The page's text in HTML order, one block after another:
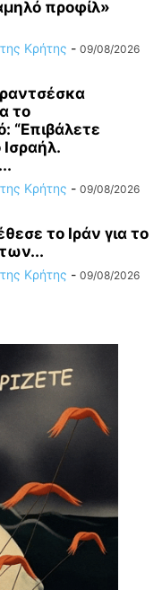
προφίλ»
Κρήτης - 09/08/2026
το
“Επιβάλετε
Κρήτης - 09/08/2026
το Ιράν για το
Κρήτης - 09/08/2026